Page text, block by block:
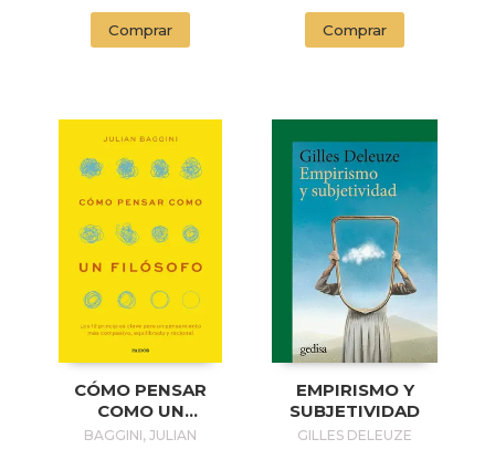
Comprar Comprar
CÓMO PENSAR
COMO UN
FILÓSOFO
BAGGINI, JULIAN
EMPIRISMO Y
SUBJETIVIDAD
GILLES DELEUZE